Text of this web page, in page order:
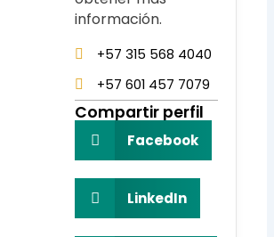
información.
+57 315 568 4040
+57 601 457 7079
Compartir perfil
Facebook
LinkedIn